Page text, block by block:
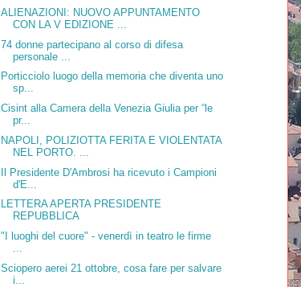
ALIENAZIONI: NUOVO APPUNTAMENTO
CON LA V EDIZIONE ...
74 donne partecipano al corso di difesa
personale ...
Porticciolo luogo della memoria che diventa uno
sp...
Cisint alla Camera della Venezia Giulia per “le
pr...
NAPOLI, POLIZIOTTA FERITA E VIOLENTATA
NEL PORTO. ...
Il Presidente D'Ambrosi ha ricevuto i Campioni
d'E...
LETTERA APERTA PRESIDENTE
REPUBBLICA
"I luoghi del cuore" - venerdì in teatro le firme
...
Sciopero aerei 21 ottobre, cosa fare per salvare
i...